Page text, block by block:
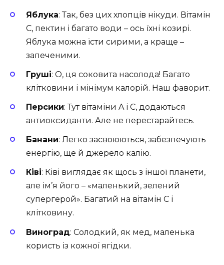
Яблука: Так, без цих хлопців нікуди. Вітамін
C, пектин і багато води – ось їхні козирі.
Яблука можна їсти сирими, а краще –
запеченими.
Груші: О, ця соковита насолода! Багато
клітковини і мінімум калорій. Наш фаворит.
Персики: Тут вітаміни A і C, додаються
антиоксиданти. Але не перестарайтесь.
Банани: Легко засвоюються, забезпечують
енергію, ще й джерело калію.
Ківі: Ківі виглядає як щось з іншої планети,
але ім’я його – «маленький, зелений
супергерой». Багатий на вітамін C і
клітковину.
Виноград: Солодкий, як мед, маленька
користь із кожної ягідки.